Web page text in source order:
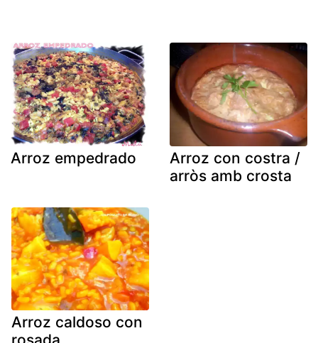
Arroz empedrado
Arroz con costra /
arròs amb crosta
Arroz caldoso con